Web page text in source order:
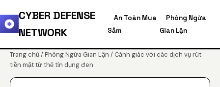
CYBER DEFENSE
NETWORK
An Toàn Mua
Sắm
Phòng Ngừa
Gian Lận
Trang chủ/Phòng Ngừa Gian Lận / Cảnh giác với các dịch vụ rút
tiền mặt từ thẻ tín dụng đen